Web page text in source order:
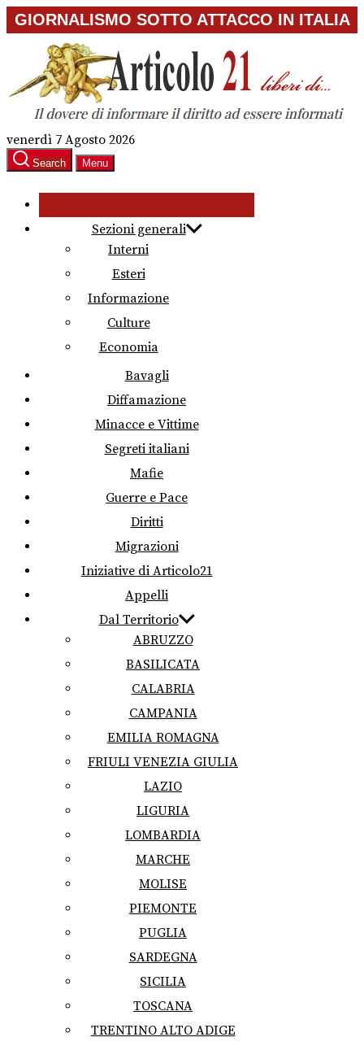
Skip
to
content
GIORNALISMO SOTTO ATTACCO IN ITALIA
venerdì 7 Agosto 2026
Search Menu
Sezioni generali
Interni
Esteri
Informazione
Culture
Economia
Bavagli
Diffamazione
Minacce e Vittime
Segreti italiani
Mafie
Guerre e Pace
Diritti
Migrazioni
Iniziative di Articolo21
Appelli
Dal Territorio
ABRUZZO
BASILICATA
CALABRIA
CAMPANIA
EMILIA ROMAGNA
FRIULI VENEZIA GIULIA
LAZIO
LIGURIA
LOMBARDIA
MARCHE
MOLISE
PIEMONTE
PUGLIA
SARDEGNA
SICILIA
TOSCANA
TRENTINO ALTO ADIGE